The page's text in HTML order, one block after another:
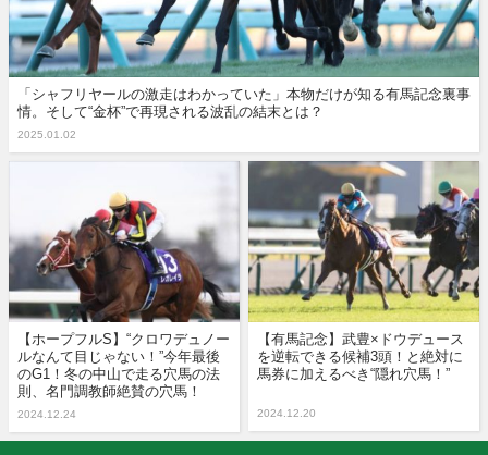
「シャフリヤールの激走はわかっていた」本物だけが知る有馬記念裏事
情。そして“金杯”で再現される波乱の結末とは？
2025.01.02
【ホープフルS】“クロワデュノー
ルなんて目じゃない！”今年最後
のG1！冬の中山で走る穴馬の法
則、名門調教師絶賛の穴馬！
2024.12.24
【有馬記念】武豊×ドウデュース
を逆転できる候補3頭！と絶対に
馬券に加えるべき“隠れ穴馬！”
2024.12.20